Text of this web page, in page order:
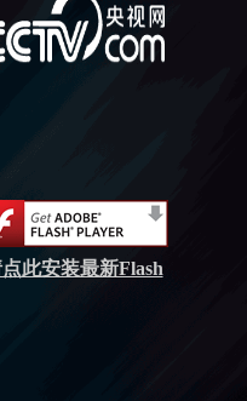
此安装最新Flash